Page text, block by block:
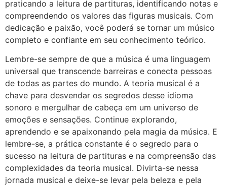
praticando a leitura de partituras, identificando notas e
compreendendo os valores das figuras musicais. Com
dedicação e paixão, você poderá se tornar um músico
completo e confiante em seu conhecimento teórico.
Lembre-se sempre de que a música é uma linguagem
universal que transcende barreiras e conecta pessoas
de todas as partes do mundo. A teoria musical é a
chave para desvendar os segredos desse idioma
sonoro e mergulhar de cabeça em um universo de
emoções e sensações. Continue explorando,
aprendendo e se apaixonando pela magia da música. E
lembre-se, a prática constante é o segredo para o
sucesso na leitura de partituras e na compreensão das
complexidades da teoria musical. Divirta-se nessa
jornada musical e deixe-se levar pela beleza e pela